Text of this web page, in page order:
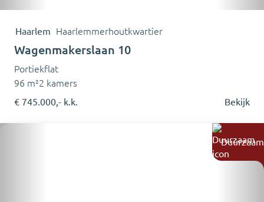
Haarlem Haarlemmerhoutkwartier
Wagenmakerslaan 10
Portiekflat
96 m²2 kamers
€ 745.000,- k.k.
Bekijk
Duurzaam